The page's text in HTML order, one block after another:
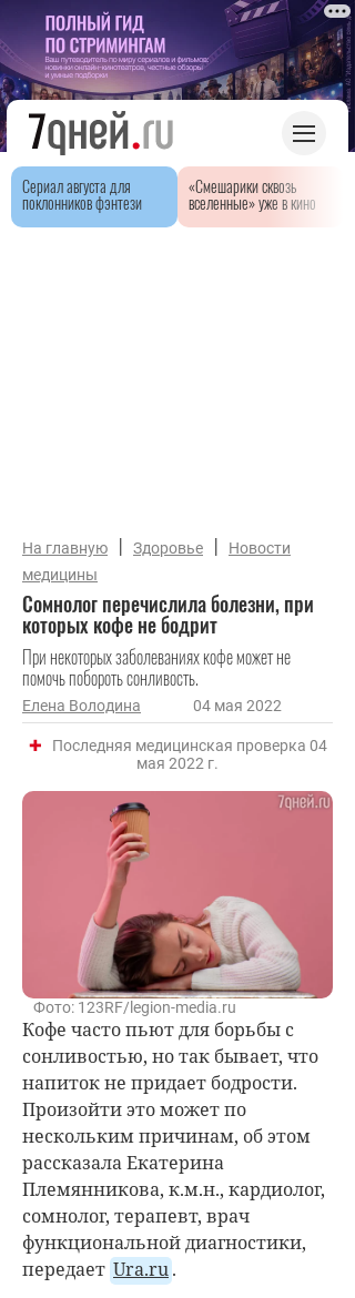
Сериал августа для
поклонников фэнтези
«Смешарики сквозь
вселенные» уже в кино
На главную | Здоровье |
Новости
медицины
Сомнолог перечислила болезни, при
которых кофе не бодрит
При некоторых заболеваниях кофе может не
помочь побороть сонливость.
Елена Володина 04 мая 2022
Последняя медицинская проверка 04
мая 2022 г.
Фото: 123RF/legion-media.ru
Кофе часто пьют для борьбы с
сонливостью, но так бывает, что
напиток не придает бодрости.
Произойти это может по
нескольким причинам, об этом
рассказала Екатерина
Племянникова, к.м.н., кардиолог,
сомнолог, терапевт, врач
функциональной диагностики,
передает Ura.ru.